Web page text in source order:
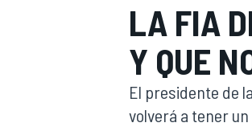
INDYCAR
LA FIA
Y QUE
El presidente de
volverá a tener